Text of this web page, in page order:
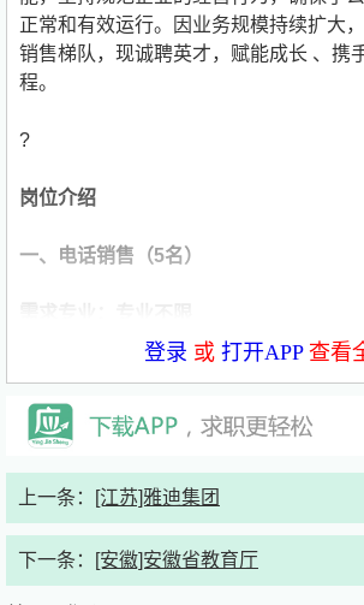
正常和有效运行。因业务规模持续扩大
销售梯队，现诚聘英才，赋能成长 、携
程。
?
岗位介绍
一、电话销售（5名）
1、通过电话与客户沟通，介绍医药产
2、根据客户需求推荐方案，促成交易；
登录 或 打开APP查看
上一条： [江苏]雅迪集团
下一条： [安徽]安徽省教育厅